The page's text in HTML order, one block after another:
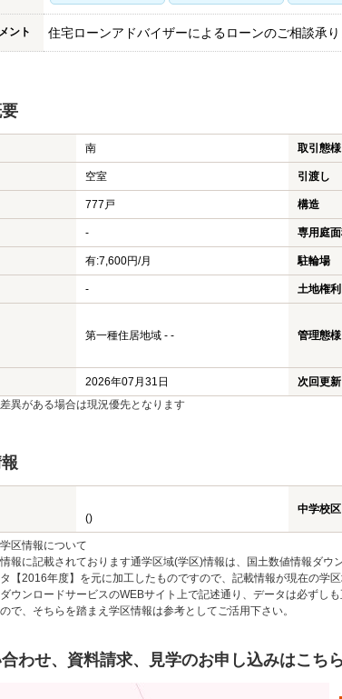
ント 住宅ローンアドバイザーによるローンのご相談承り
南 取引態様
空室 引渡し
777戸 構造
- 専用庭
有:7,600円/月 駐輪場
- 土地権利
第一種住居地域 - - 管理態様
2026年07月31日 次回更新
異がある場合は現況優先となります
()
中学校区
区情報について
報に記載されております通学区域(学区)情報は、国土数値情報ダ
【2016年度】を元に加工したものですので、記載情報が現在の学区
ウンロードサービスのWEBサイト上で記述通り、データは必ずし
で、そちらを踏まえ学区情報は参考としてご活用下さい。
わせ、資料請求、見学のお申し込みはこち